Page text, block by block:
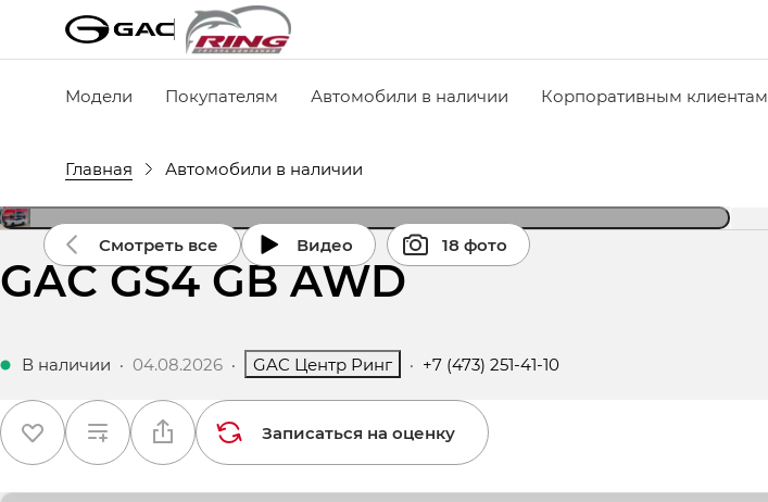
Модели Покупателям Автомобили в наличии Корпоративным клиентам
Главная Автомобили в наличии
Смотреть все Видео 18 фото
GAC GS4 GB AWD
В наличии · 04.08.2026 · GAC Центр Ринг · +7 (473) 251-41-10
Записаться на оценку